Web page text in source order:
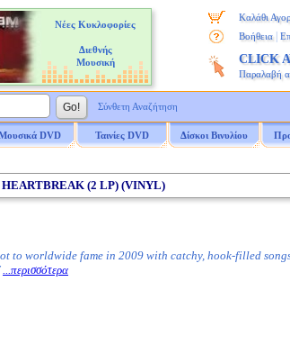
Νέες Κυκλοφορίες
Διεθνής
Μουσική
Καλάθι
Βοήθεια
CLICK
Παραλαβή
Σύνθετη Αναζήτηση
DVD Ταινίες DVD Δίσκοι Βινυλίου
HEARTBREAK (2 LP) (VINYL)
to worldwide fame in 2009 with catchy, hook-filled
...περισσότερα